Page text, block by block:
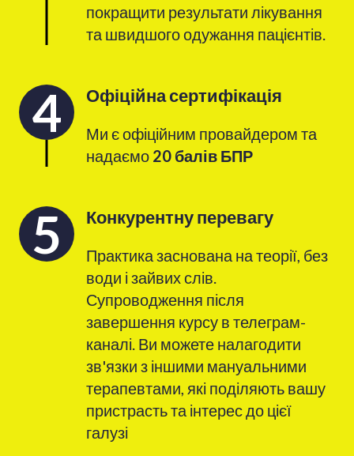
покращити результати лікування
та швидшого одужання пацієнтів.
4 Офіційна сертифікація
Ми є офіційним провайдером та
надаємо 20 балів БПР
5 Конкурентну перевагу
Практика заснована на теорії, без
води і зайвих слів.
Супроводження після
завершення курсу в телеграм-
каналі. Ви можете налагодити
зв'язки з іншими мануальними
терапевтами, які поділяють вашу
пристрасть та інтерес до цієї
галузі